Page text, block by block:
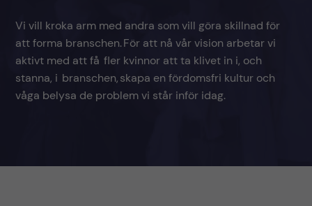
Vi vill kroka arm med andra som vill göra skillnad för
att forma branschen. För att nå vår vision arbetar vi
aktivt med att få fler kvinnor att ta klivet in i, och
stanna, i branschen, skapa en fördomsfri kultur och
våga belysa de problem vi står inför idag. ​